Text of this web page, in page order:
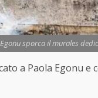
sporca il murales
a Paola Egonu e